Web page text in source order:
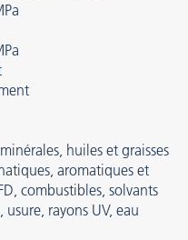
huiles et graisses
aromatiques et
combustibles, solvants
rayons UV, eau